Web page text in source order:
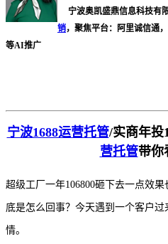
宁波奥凯盛鼎信息科技有
销，聚焦平台：阿里诚信通
等AI推广
宁波1688运营托管/实商年投
营托管带你
超级工厂一年106800砸下去一点效
底是怎么回事？今天遇到一个客户过
情。